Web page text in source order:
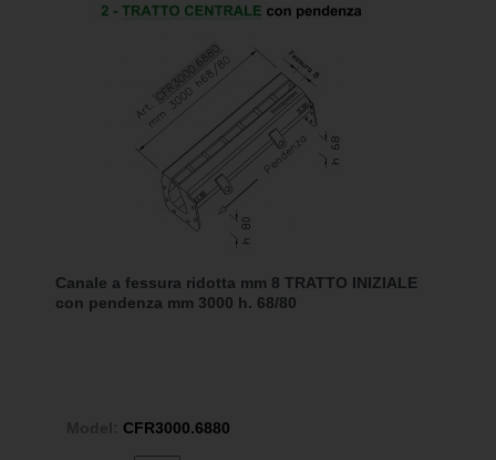
Canale a fessura ridotta mm 8 TRATTO INIZIALE
con pendenza mm 3000 h. 68/80
CFR3000.6880